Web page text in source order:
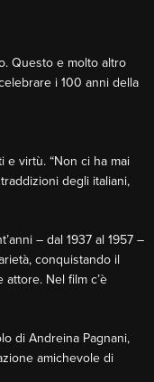
Questo e molto altro
i 100 anni della
e virtù. “Non ci ha mai
degli italiani,
– dal 1937 al 1957 –
conquistando il
Nel film c’è
di Andreina Pagnani,
amichevole di